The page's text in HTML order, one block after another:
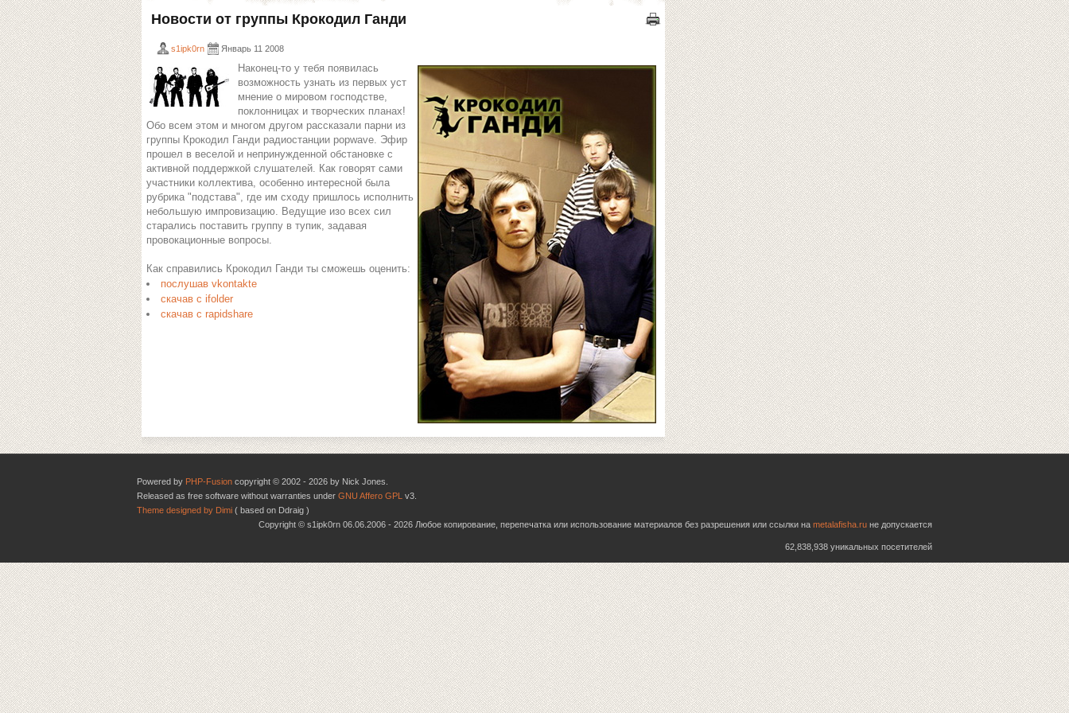
Новости от группы Крокодил Ганди
s1ipk0rn Январь 11 2008
Наконец-то у тебя появилась
возможность узнать из первых уст
мнение о мировом господстве,
поклонницах и творческих планах!
Обо всем этом и многом другом рассказали парни из
группы Крокодил Ганди радиостанции popwave. Эфир
прошел в веселой и непринужденной обстановке с
активной поддержкой слушателей. Как говорят сами
участники коллектива, особенно интересной была
рубрика "подстава", где им сходу пришлось исполнить
небольшую импровизацию. Ведущие изо всех сил
старались поставить группу в тупик, задавая
провокационные вопросы.
Как справились Крокодил Ганди ты сможешь оценить:
послушав vkontakte
скачав с ifolder
скачав с rapidshare
Powered by PHP-Fusion copyright © 2002 - 2026 by Nick Jones.
Released as free software without warranties under GNU Affero GPL v3.
Theme designed by Dimi ( based on Ddraig )
Copyright © s1ipk0rn 06.06.2006 - 2026 Любое копирование, перепечатка или использование материалов без разрешения или ссылки на metalafisha.ru не допускается
62,838,938 уникальных посетителей